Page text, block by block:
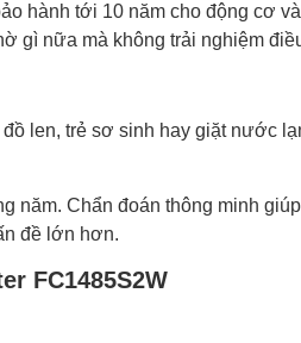
hành tới 10 năm cho động cơ
gì nữa mà không trải nghiệm
len, trẻ sơ sinh hay giặt nước
năm. Chẩn đoán thông minh
đề lớn hơn.
FC1485S2W